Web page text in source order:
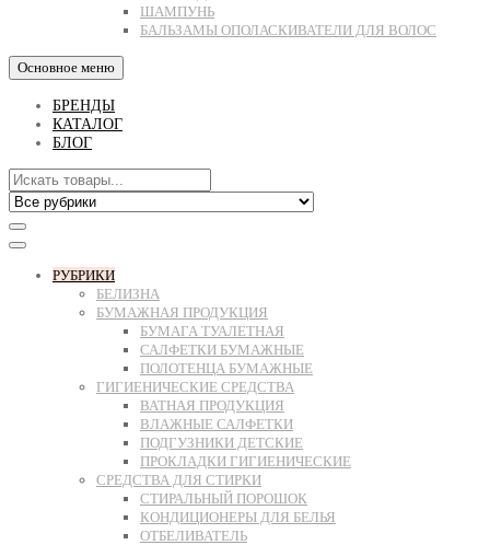
ШАМПУНЬ
БАЛЬЗАМЫ ОПОЛАСКИВАТЕЛИ ДЛЯ ВОЛОС
Основное меню
БРЕНДЫ
КАТАЛОГ
БЛОГ
РУБРИКИ
БЕЛИЗНА
БУМАЖНАЯ ПРОДУКЦИЯ
БУМАГА ТУАЛЕТНАЯ
САЛФЕТКИ БУМАЖНЫЕ
ПОЛОТЕНЦА БУМАЖНЫЕ
ГИГИЕНИЧЕСКИЕ СРЕДСТВА
ВАТНАЯ ПРОДУКЦИЯ
ВЛАЖНЫЕ САЛФЕТКИ
ПОДГУЗНИКИ ДЕТСКИЕ
ПРОКЛАДКИ ГИГИЕНИЧЕСКИЕ
СРЕДСТВА ДЛЯ СТИРКИ
СТИРАЛЬНЫЙ ПОРОШОК
КОНДИЦИОНЕРЫ ДЛЯ БЕЛЬЯ
ОТБЕЛИВАТЕЛЬ